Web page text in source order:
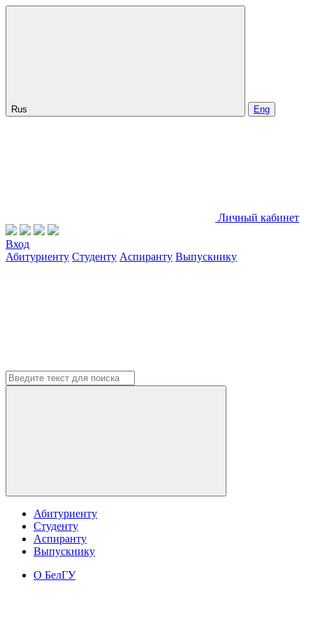
Rus Eng
Личный кабинет
Вход
Абитуриенту Студенту Аспиранту Выпускнику
Абитуриенту
Студенту
Аспиранту
Выпускнику
О БелГУ